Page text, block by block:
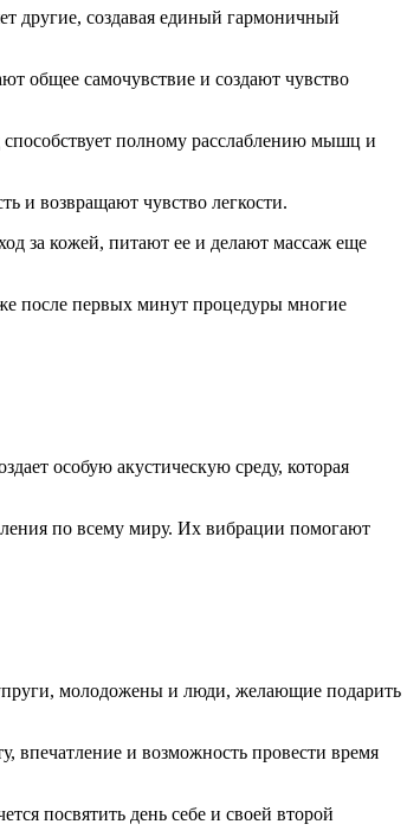
другие, создавая единый гармоничный
общее самочувствие и создают чувство
полному расслаблению мышц и
и возвращают чувство легкости.
за кожей, питают ее и делают массаж еще
после первых минут процедуры многие
особую акустическую среду, которая
по всему миру. Их вибрации помогают
молодожены и люди, желающие подарить
впечатление и возможность провести время
посвятить день себе и своей второй